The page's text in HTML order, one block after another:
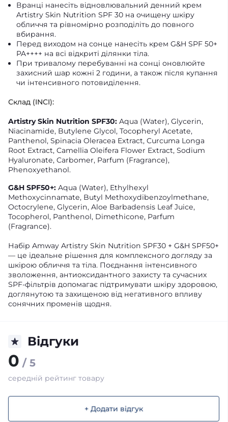
Вранці нанесіть відновлювальний денний крем
Artistry Skin Nutrition SPF 30 на очищену шкіру
обличчя та рівномірно розподіліть до повного
вбирання.
Перед виходом на сонце нанесіть крем G&H SPF 50+
PA++++ на всі відкриті ділянки тіла.
При тривалому перебуванні на сонці оновлюйте
захисний шар кожні 2 години, а також після купання
чи інтенсивного потовиділення.
Склад (INCI):
Artistry Skin Nutrition SPF30: Aqua (Water), Glycerin,
Niacinamide, Butylene Glycol, Tocopheryl Acetate,
Panthenol, Spinacia Oleracea Extract, Curcuma Longa
Root Extract, Camellia Oleifera Flower Extract, Sodium
Hyaluronate, Carbomer, Parfum (Fragrance),
Phenoxyethanol.
G&H SPF50+: Aqua (Water), Ethylhexyl
Methoxycinnamate, Butyl Methoxydibenzoylmethane,
Octocrylene, Glycerin, Aloe Barbadensis Leaf Juice,
Tocopherol, Panthenol, Dimethicone, Parfum
(Fragrance).
Набір Amway Artistry Skin Nutrition SPF30 + G&H SPF50+
— це ідеальне рішення для комплексного догляду за
шкірою обличчя та тіла. Поєднання інтенсивного
зволоження, антиоксидантного захисту та сучасних
SPF-фільтрів допомагає підтримувати шкіру здоровою,
доглянутою та захищеною від негативного впливу
сонячних променів щодня.
Відгуки
0 / 5
середній рейтинг товару
+ Додати відгук